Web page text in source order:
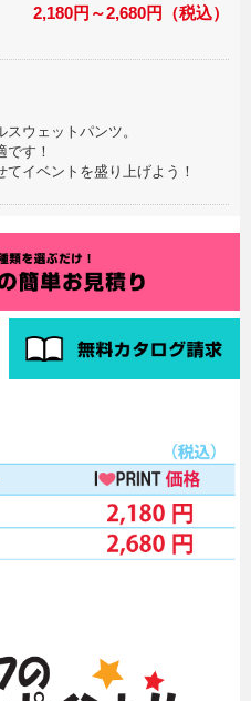
2,180円～2,680円（税込）
ウェットパンツ。
す！
イベントを盛り上げよう！